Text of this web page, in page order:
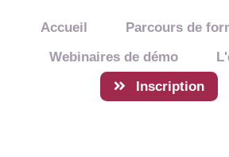
Aller au contenu principal
Accueil
Parcours de
Webinaires de démo
Inscription